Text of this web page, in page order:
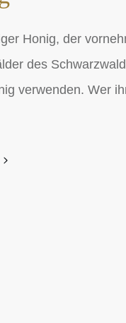
Honig, der
des
verwenden. Wer